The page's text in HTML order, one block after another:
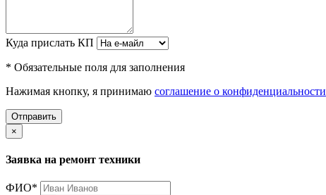
Куда прислать КП
* Обязательные поля для заполнения
Нажимая кнопку, я принимаю соглашение о конфиденциальности
Отправить
×
Заявка на ремонт техники
ФИО*